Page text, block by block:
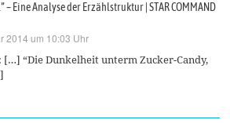
– Eine Analyse der Erzählstruktur | STAR COMMAND
2014 um 10:03 Uhr
[…] “Die Dunkelheit unterm Zucker-Candy,